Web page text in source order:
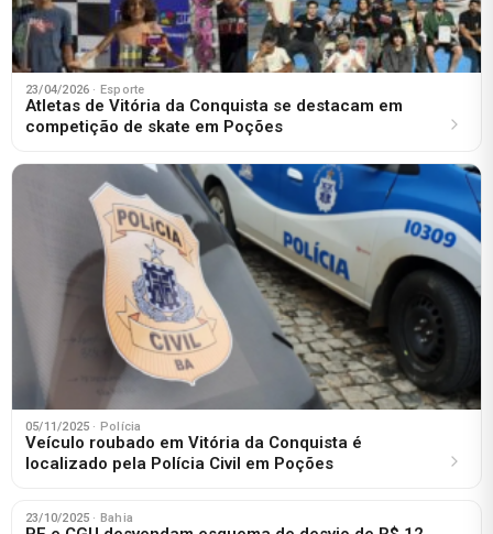
23/04/2026 · Esporte
Atletas de Vitória da Conquista se destacam em
competição de skate em Poções
05/11/2025 · Polícia
Veículo roubado em Vitória da Conquista é
localizado pela Polícia Civil em Poções
23/10/2025 · Bahia